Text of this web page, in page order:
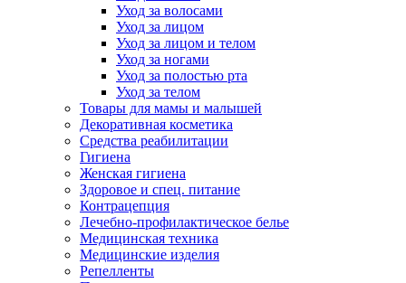
Уход за волосами
Уход за лицом
Уход за лицом и телом
Уход за ногами
Уход за полостью рта
Уход за телом
Товары для мамы и малышей
Декоративная косметика
Средства реабилитации
Гигиена
Женская гигиена
Здоровое и спец. питание
Контрацепция
Лечебно-профилактическое белье
Медицинская техника
Медицинские изделия
Репелленты